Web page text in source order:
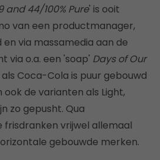
and 44/100% Pure' is ooit
van een productmanager,
via massamedia aan de
via o.a. een 'soap' Days of Our
Coca-Cola is puur gebouwd
de varianten als Light,
zo gepusht. Qua
frisdranken vrijwel allemaal
gebouwde merken.